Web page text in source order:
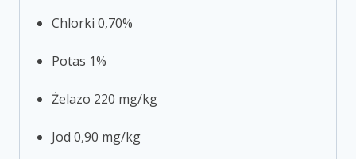
Chlorki 0,70%
Potas 1%
Żelazo 220 mg/kg
Jod 0,90 mg/kg